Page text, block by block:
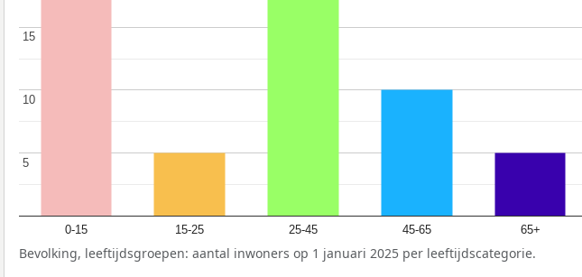
0-15 15-25 25-45 45-65 65+
5
5
10
10
15
15
Bevolking, leeftijdsgroepen: aantal inwoners op 1 januari 2025 per leeftijdscategorie.